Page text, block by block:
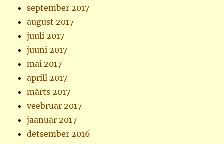
september 2017
august 2017
juuli 2017
juuni 2017
mai 2017
aprill 2017
märts 2017
veebruar 2017
jaanuar 2017
detsember 2016